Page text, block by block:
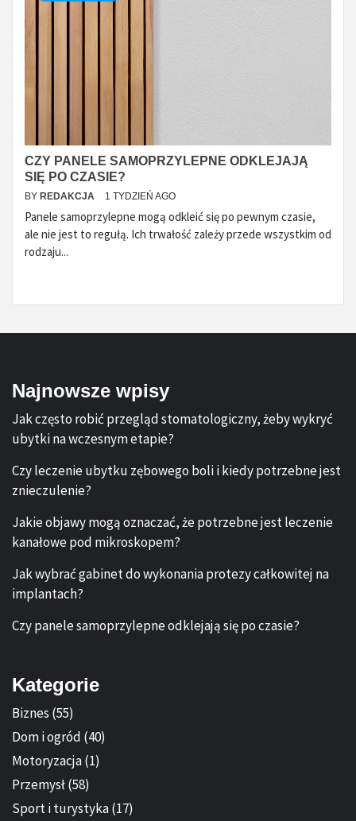
CZY PANELE SAMOPRZYLEPNE ODKLEJAJĄ
SIĘ PO CZASIE?
BY REDAKCJA 1 TYDZIEŃ AGO
Panele samoprzylepne mogą odkleić się po pewnym czasie,
ale nie jest to regułą. Ich trwałość zależy przede wszystkim od
rodzaju...
Najnowsze wpisy
Jak często robić przegląd stomatologiczny, żeby wykryć
ubytki na wczesnym etapie?
Czy leczenie ubytku zębowego boli i kiedy potrzebne jest
znieczulenie?
Jakie objawy mogą oznaczać, że potrzebne jest leczenie
kanałowe pod mikroskopem?
Jak wybrać gabinet do wykonania protezy całkowitej na
implantach?
Czy panele samoprzylepne odklejają się po czasie?
Kategorie
Biznes (55)
Dom i ogród (40)
Motoryzacja(1)
Przemysł(58)
Sport i turystyka(17)